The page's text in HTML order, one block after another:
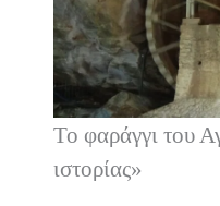
Το φαράγγι του
ιστορίας»